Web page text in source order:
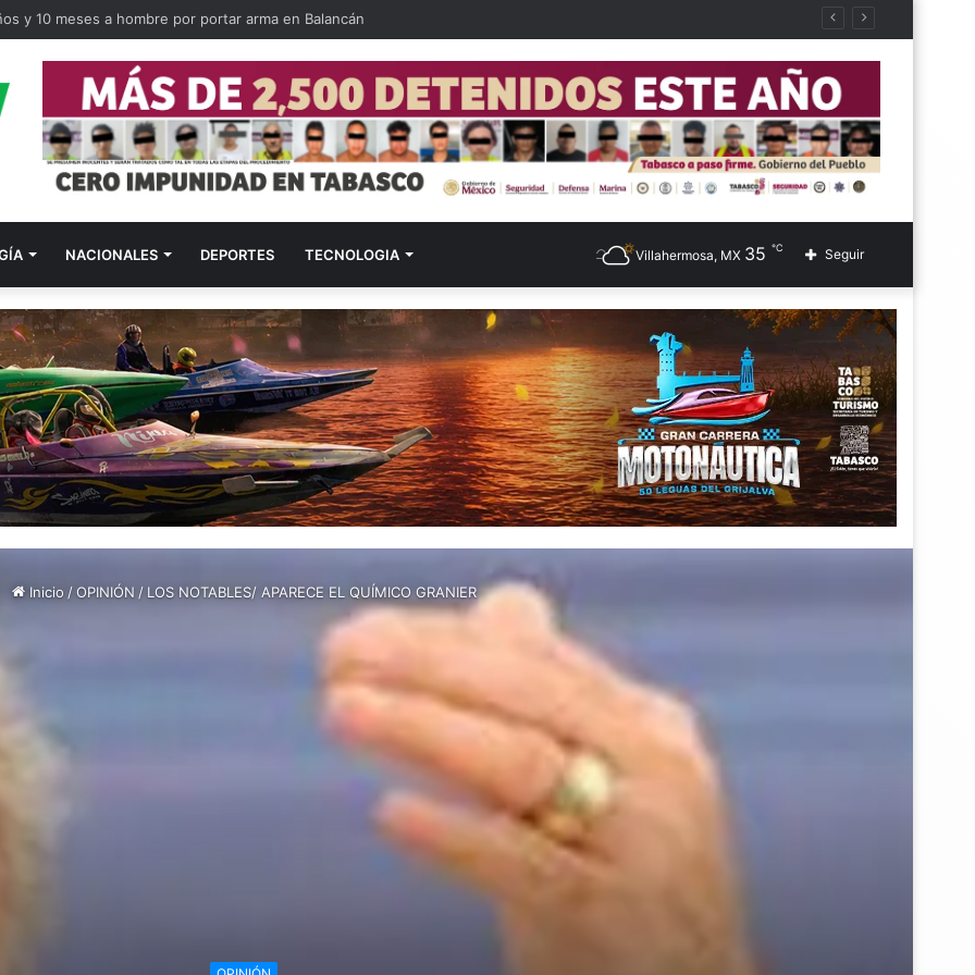
como primeros respondientes en Tabasco
NACIONALES DEPORTES TECNOLOGIA Seguir
Villahermosa, MX 35 ℃
Inicio / OPINIÓN / LOS NOTABLES/ APARECE EL QUÍMICO GRANIER